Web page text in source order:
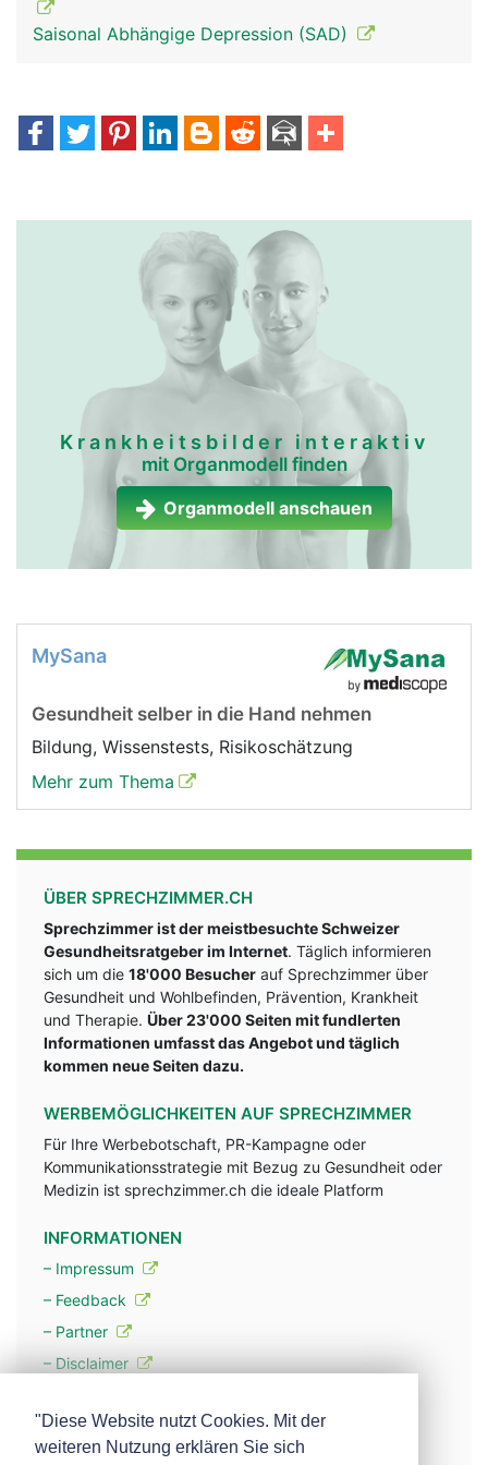
Epiphyse-
Epiphyse-
Saisonal Abhängige Depression (SAD)
Krankheitsbilder interaktiv
mit Organmodell finden
Organmodell anschauen
MySana
Gesundheit selber in die Hand nehmen
Bildung, Wissenstests, Risikoschätzung
Mehr zum Thema
ÜBER SPRECHZIMMER.CH
Sprechzimmer ist der meistbesuchte Schweizer
Gesundheitsratgeber im Internet. Täglich informieren
sich um die 18'000 Besucher auf Sprechzimmer über
Gesundheit und Wohlbefinden, Prävention, Krankheit
und Therapie. Über 23'000 Seiten mit fundlerten
Informationen umfasst das Angebot und täglich
kommen neue Seiten dazu.
WERBEMÖGLICHKEITEN AUF SPRECHZIMMER
Für Ihre Werbebotschaft, PR-Kampagne oder
Kommunikationsstrategie mit Bezug zu Gesundheit oder
Medizin ist sprechzimmer.ch die ideale Platform
INFORMATIONEN
– Impressum
– Feedback
– Partner
– Disclaimer
– Werbung
"Diese Website nutzt Cookies. Mit der
weiteren Nutzung erklären Sie sich